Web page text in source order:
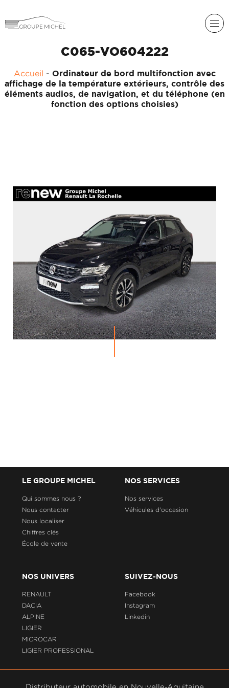
DACIA
ALPINE
NOS
SERVICES
MICHEL
C065-VO604222
Accueil - Ordinateur de bord multifonction avec
affichage de la température extérieurs, contrôle des
éléments audios, de navigation, et du téléphone (en
fonction des options choisies)
LE GROUPE MICHEL
Qui sommes nous ?
Nous contacter
Nous localiser
Chiffres clés
École de vente
NOS SERVICES
Nos services
Véhicules d'occasion
NOS UNIVERS
RENAULT
DACIA
ALPINE
LIGIER
MICROCAR
LIGIER PROFESSIONAL
SUIVEZ-NOUS
Facebook
Instagram
Linkedin